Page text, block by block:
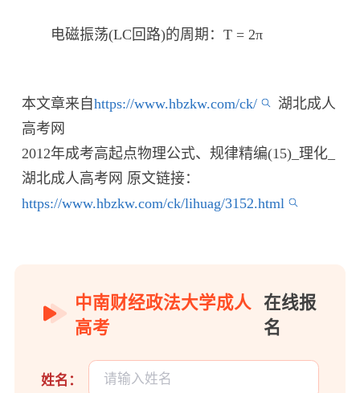
电磁振荡(LC回路)的周期：T = 2π
本文章来自https://www.hbzkw.com/ck/
湖北成人
高考网
2012年成考高起点物理公式、规律精编(15)_理化_
湖北成人高考网 原文链接：
https://www.hbzkw.com/ck/lihuag/3152.html
中南财经政法大学成人
高考
在线报
名
姓名：